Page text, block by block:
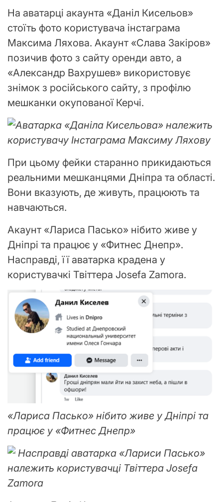
На аватарці акаунта «Даніл Кисельов»
стоїть фото користувача інстаграма
Максима Ляхова. Акаунт «Слава Закіров»
позичив фото з сайту оренди авто, а
«Александр Вахрушев» використовує
знімок з російського сайту, з профілю
мешканки окупованої Керчі.
Аватарка «Даніла Кисельова» належить
користувачу Інстаграма Максиму Ляхову
При цьому фейки старанно прикидаються
реальними мешканцями Дніпра та області.
Вони вказують, де живуть, працюють та
навчаються.
Акаунт «Лариса Пасько» нібито живе у
Дніпрі та працює у «Фитнес Днепр».
Насправді, її аватарка крадена у
користувачкі Твіттера Josefa Zamora.
«Лариса Пасько» нібито живе у Дніпрі та
працює у «Фитнес Днепр»
Насправді аватарка «Лариси Пасько»
належить користувачці Твіттера Josefa
Zamora